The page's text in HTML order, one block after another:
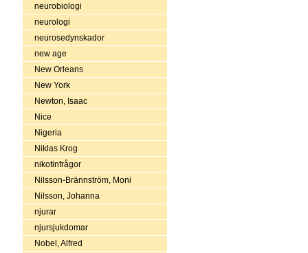
neurobiologi
neurologi
neurosedynskador
new age
New Orleans
New York
Newton, Isaac
Nice
Nigeria
Niklas Krog
nikotinfrågor
Nilsson-Brännström, Moni
Nilsson, Johanna
njurar
njursjukdomar
Nobel, Alfred